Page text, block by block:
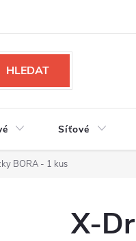
HLEDAT
Síťové
BORA - 1 kus
X-